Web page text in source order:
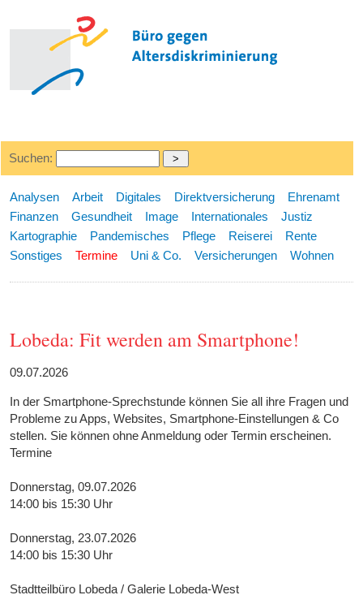
Suchen:
Analysen Arbeit Digitales Direktversicherung
Ehrenamt
Finanzen
Gesundheit Image Internationales
Justiz
Kartographie
Pandemisches Pflege Reiserei
Rente
Sonstiges
Termine Uni & Co. Versicherungen Wohnen
Lobeda: Fit werden am Smartphone!
09.07.2026
In der Smartphone-Sprechstunde können Sie all ihre Fragen und
Probleme zu Apps, Websites, Smartphone-Einstellungen & Co
stellen. Sie können ohne Anmeldung oder Termin erscheinen.
Termine
Donnerstag, 09.07.2026
14:00 bis 15:30 Uhr
Donnerstag, 23.07.2026
14:00 bis 15:30 Uhr
Stadtteilbüro Lobeda / Galerie Lobeda-West